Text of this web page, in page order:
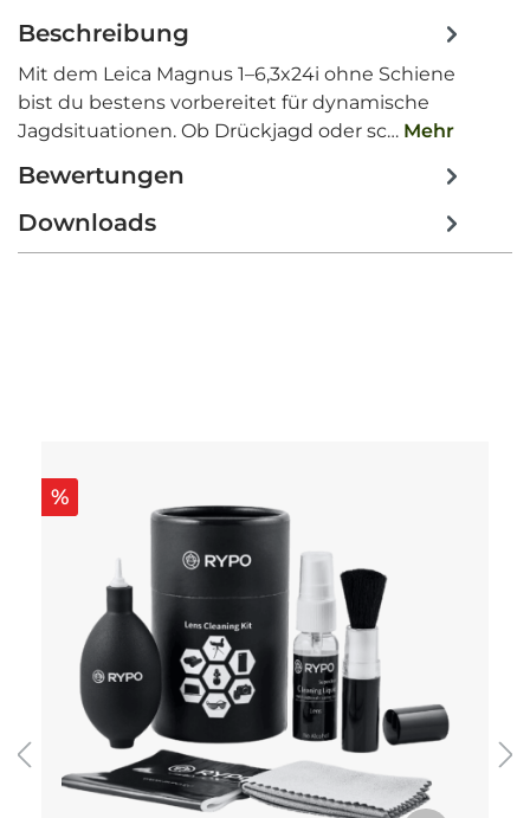
Beschreibung
Mit dem Leica Magnus 1–6,3x24i ohne Schiene
bist du bestens vorbereitet für dynamische
Jagdsituationen. Ob Drückjagd oder sc… Mehr
Bewertungen
Downloads
%